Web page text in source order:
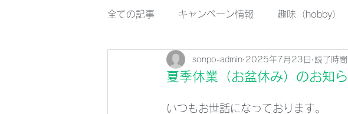
全ての記事 キャンペーン情報 趣味（hobby）
夏季休業（お盆休み）のお知
sonpo-admin 2025年7月23日 読了時
いつもお世話になっております。